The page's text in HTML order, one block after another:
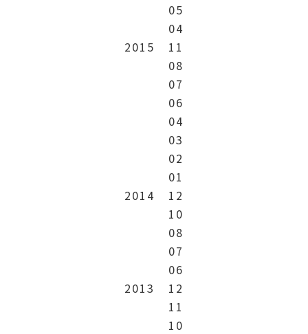
05
04
2015
11
08
07
06
04
03
02
01
2014
12
10
08
07
06
2013
12
11
10